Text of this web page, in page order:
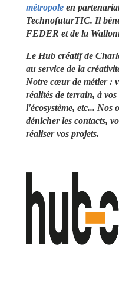
métropole en
TechnofuturTIC. Il
FEDER et de la
Le Hub créatif de
au service de la
Notre cœur de métier :
réalités de terrain, à
l'écosystème, etc... Nos
dénicher les contacts,
réaliser vos projets.